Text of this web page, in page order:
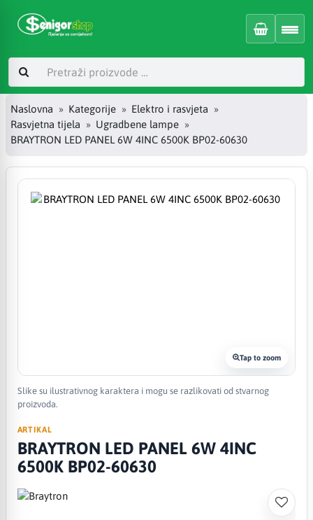
Naslovna Kategorije
Elektro i rasvjeta
Rasvjetna tijela
Ugradbene lampe
BRAYTRON LED PANEL 6W 4INC 6500K BP02-60630
Tap to zoom
Slike su ilustrativnog karaktera i mogu se razlikovati od stvarnog
proizvoda.
ARTIKAL
BRAYTRON LED PANEL 6W 4INC
6500K BP02-60630